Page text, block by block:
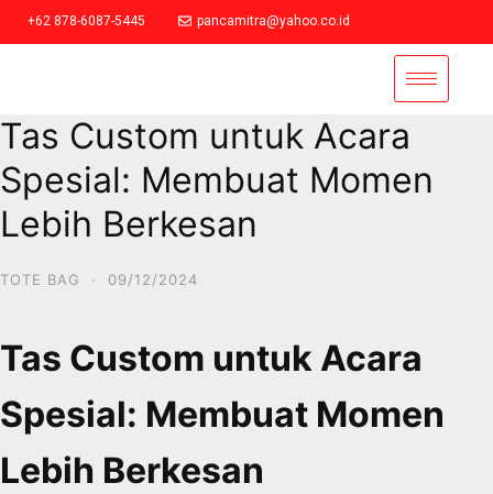
+62 878-6087-5445 pancamitra@yahoo.co.id
Tas Custom untuk Acara
Spesial: Membuat Momen
Lebih Berkesan
TOTE BAG · 09/12/2024
Tas Custom untuk Acara
Spesial: Membuat Momen
Lebih Berkesan